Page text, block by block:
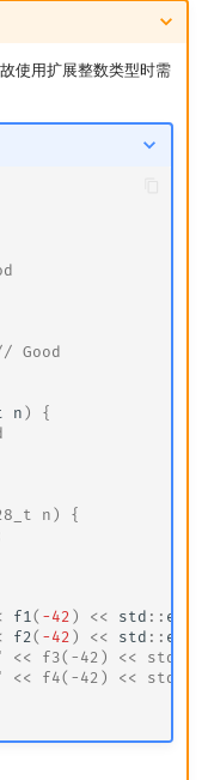
使用扩展整数类型时需
Good
n )
{
n) {
f1( -42 ) << std :: endl
f2( -42 ) << std :: endl
f3(-42) <<
f4(-42) <<